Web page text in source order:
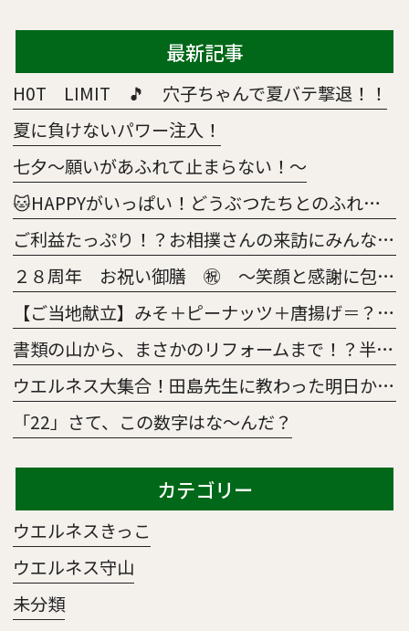
最新記事
H0T LIMIT 🎵 穴子ちゃんで夏バテ撃退！！
夏に負けないパワー注入！
七夕～願いがあふれて止まらない！～
🐱HAPPYがいっぱい！どうぶつたちとのふれあい大作戦🐶
ご利益たっぷり！？お相撲さんの来訪にみんな大興奮😀
２８周年 お祝い御膳 ㊗ ～笑顔と感謝に包まれた特別な一日～
【ご当地献立】みそ＋ピーナッツ＋唐揚げ＝？正解はあの「意外な県」の絶品メニュー！
書類の山から、まさかのリフォームまで！？半年間の「5S活動survival」
ウエルネス大集合！田島先生に教わった明日から使えるレクの魔法🧹～TAJI.magic～
「22」さて、この数字はな～んだ？
カテゴリー
ウエルネスきっこ
ウエルネス守山
未分類